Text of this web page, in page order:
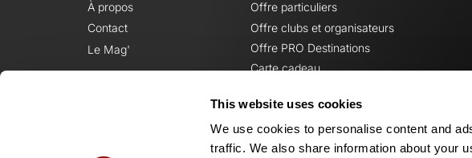
This website uses cookies
We use cookies to personalise content and
traffic. We also share information about your
À propos
Contact
Le Mag'
Offre particuliers
Offre clubs et organisateurs
Offre PRO Destinations
Carte cadeau